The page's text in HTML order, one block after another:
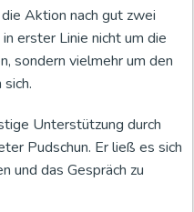
Aktion nach gut zwei
erster Linie nicht um die
sondern vielmehr um den
Unterstützung durch
Pudschun. Er ließ es sich
und das Gespräch zu